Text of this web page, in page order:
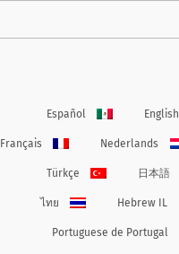
English
Español
Nederlands
Français
日本語
Türkçe
Hebrew IL
ไทย
Portuguese de Portugal